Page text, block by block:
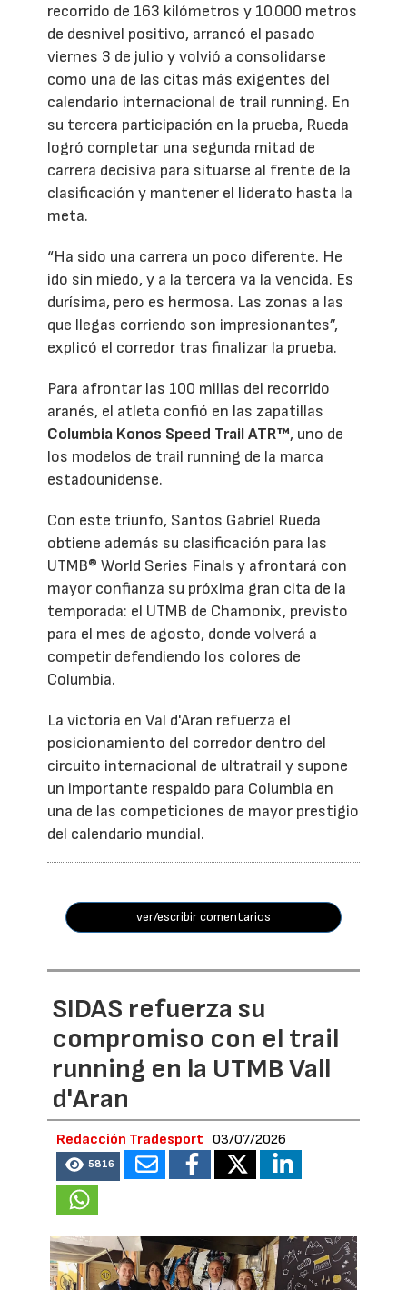
recorrido de 163 kilómetros y 10.000 metros
de desnivel positivo, arrancó el pasado
viernes 3 de julio y volvió a consolidarse
como una de las citas más exigentes del
calendario internacional de trail running. En
su tercera participación en la prueba, Rueda
logró completar una segunda mitad de
carrera decisiva para situarse al frente de la
clasificación y mantener el liderato hasta la
meta.
“Ha sido una carrera un poco diferente. He
ido sin miedo, y a la tercera va la vencida. Es
durísima, pero es hermosa. Las zonas a las
que llegas corriendo son impresionantes”,
explicó el corredor tras finalizar la prueba.
Para afrontar las 100 millas del recorrido
aranés, el atleta confió en las zapatillas
Columbia Konos Speed Trail ATR™, uno de
los modelos de trail running de la marca
estadounidense.
Con este triunfo, Santos Gabriel Rueda
obtiene además su clasificación para las
UTMB® World Series Finals y afrontará con
mayor confianza su próxima gran cita de la
temporada: el UTMB de Chamonix, previsto
para el mes de agosto, donde volverá a
competir defendiendo los colores de
Columbia.
La victoria en Val d'Aran refuerza el
posicionamiento del corredor dentro del
circuito internacional de ultratrail y supone
un importante respaldo para Columbia en
una de las competiciones de mayor prestigio
del calendario mundial.
ver/escribir comentarios
SIDAS refuerza su
compromiso con el trail
running en la UTMB Vall
d'Aran
Redacción Tradesport 03/07/2026
5816